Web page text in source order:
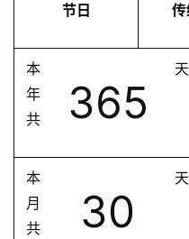
节日 传
本
年
共
365
天
本
月
共
30
天